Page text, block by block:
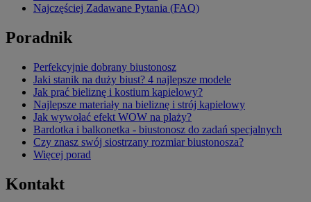
Najczęściej Zadawane Pytania (FAQ)
Poradnik
Perfekcyjnie dobrany biustonosz
Jaki stanik na duży biust? 4 najlepsze modele
Jak prać bieliznę i kostium kąpielowy?
Najlepsze materiały na bieliznę i strój kąpielowy
Jak wywołać efekt WOW na plaży?
Bardotka i balkonetka - biustonosz do zadań specjalnych
Czy znasz swój siostrzany rozmiar biustonosza?
Więcej porad
Kontakt